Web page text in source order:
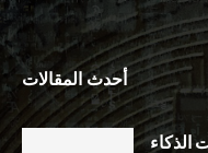
أحدث المقالات
الذكاء